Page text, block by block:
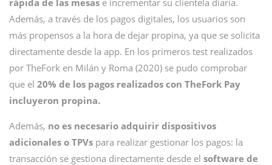
rápida de las mesas e incrementar su clientela diaria.
Además, a través de los pagos digitales, los usuarios son
más propensos a la hora de dejar propina, ya que se solicita
directamente desde la app. En los primeros test realizados
por TheFork en Milán y Roma (2020) se pudo comprobar
que el 20% de los pagos realizados con TheFork Pay
incluyeron propina.
Además, no es necesario adquirir dispositivos
adicionales o TPVs para realizar gestionar los pagos: la
transacción se gestiona directamente desde el software de